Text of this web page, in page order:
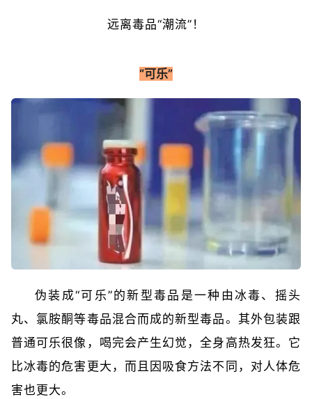
远离毒品“潮流”！
“可乐”
伪装成“可乐”的新型毒品是一种由冰毒、摇头
丸、氯胺酮等毒品混合而成的新型毒品。其外包装跟
普通可乐很像，喝完会产生幻觉，全身高热发狂。它
比冰毒的危害更大，而且因吸食方法不同，对人体危
害也更大。